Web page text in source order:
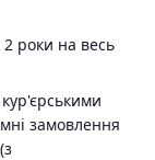
2 роки на весь
замовлення